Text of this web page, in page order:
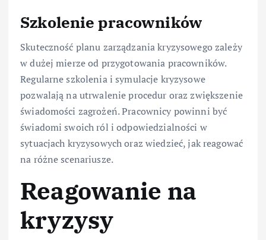
Szkolenie pracowników
Skuteczność planu zarządzania kryzysowego zależy
w dużej mierze od przygotowania pracowników.
Regularne szkolenia i symulacje kryzysowe
pozwalają na utrwalenie procedur oraz zwiększenie
świadomości zagrożeń. Pracownicy powinni być
świadomi swoich ról i odpowiedzialności w
sytuacjach kryzysowych oraz wiedzieć, jak reagować
na różne scenariusze.
Reagowanie na
kryzysy